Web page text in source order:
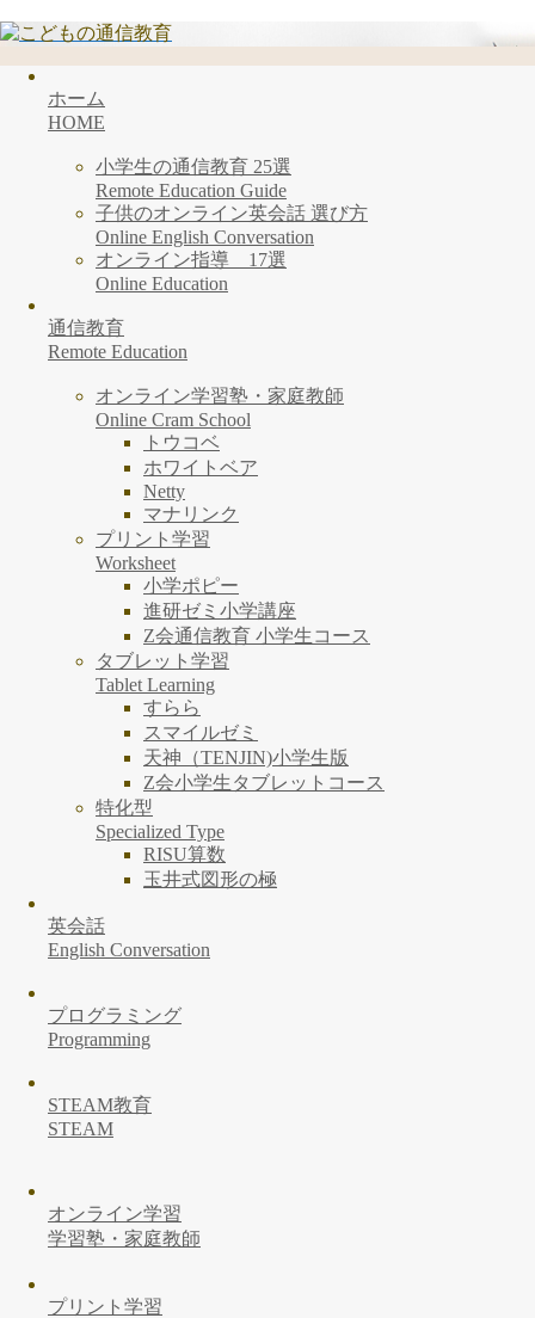
ホーム
HOME
小学生の通信教育 25選
Remote Education Guide
子供のオンライン英会話 選び方
Online English Conversation
オンライン指導 17選
Online Education
通信教育
Remote Education
オンライン学習塾・家庭教師
Online Cram School
トウコベ
ホワイトベア
Netty
マナリンク
プリント学習
Worksheet
小学ポピー
進研ゼミ小学講座
Z会通信教育 小学生コース
タブレット学習
Tablet Learning
すらら
スマイルゼミ
天神（TENJIN)小学生版
Z会小学生タブレットコース
特化型
Specialized Type
RISU算数
玉井式図形の極
英会話
English Conversation
プログラミング
Programming
STEAM教育
STEAM
オンライン学習
学習塾・家庭教師
プリント学習